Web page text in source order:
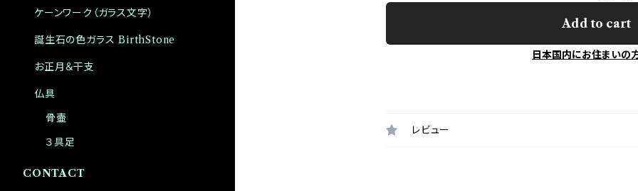
Add to cart
日本国内にお住まいの
レビュー
ケーンワーク（ガラス文字）
誕生石の色ガラス BirthStone
お正月＆干支
仏具
骨壷
３具足
CONTACT